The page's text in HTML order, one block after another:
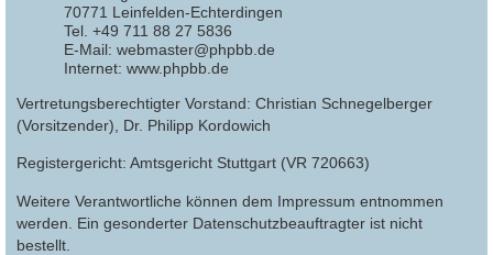
70771 Leinfelden-Echterdingen
Tel. +49 711 88 27 5836
E-Mail: webmaster@phpbb.de
Internet: www.phpbb.de
Vertretungsberechtigter Vorstand: Christian Schnegelberger
(Vorsitzender), Dr. Philipp Kordowich
Registergericht: Amtsgericht Stuttgart (VR 720663)
Weitere Verantwortliche können dem Impressum entnommen
werden. Ein gesonderter Datenschutzbeauftragter ist nicht
bestellt.